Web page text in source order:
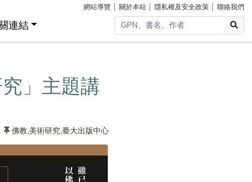
網站導覽 關於本站 隱私權及安全政策 聯絡我們
連結
」主題講
佛教,美術研究,臺大出版中心